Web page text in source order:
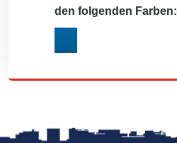
den folgenden Farben: